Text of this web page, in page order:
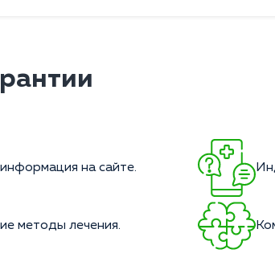
на сайте.
методы лечения.